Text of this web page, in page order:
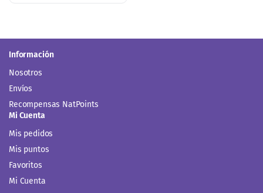
Información
Nosotros
Envíos
Recompensas NatPoints
Mi Cuenta
Mis pedidos
Mis puntos
Favoritos
Mi Cuenta